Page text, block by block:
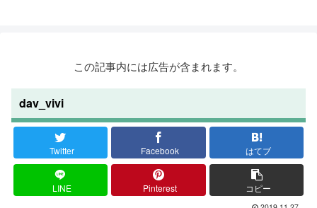
この記事内には広告が含まれます。
dav_vivi
Twitter Facebook はてブ
LINE Pinterest コピー